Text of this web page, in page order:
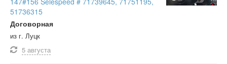
51736315
Договорная
из г. Луцк
5 августа